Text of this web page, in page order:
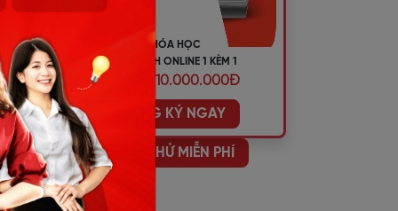
KHÓA HỌC
TIẾNG ANH ONLINE 1 KÈM 1
ƯU ĐÃI 10.000.000Đ
ĐĂNG KÝ NGAY
HỌC THỬ MIỄN PHÍ